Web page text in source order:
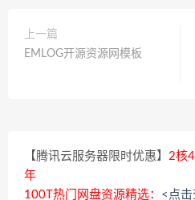
上一篇
EMLOG开源资源网模板
【腾讯云服务器限时优惠】 2核
年
100T热门网盘资源精选： <点击